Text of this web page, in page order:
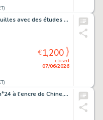
Ensemble de deux feuilles avec des études à la…
closed
07/06/2026
€1,200
à l'encre de Chine,…